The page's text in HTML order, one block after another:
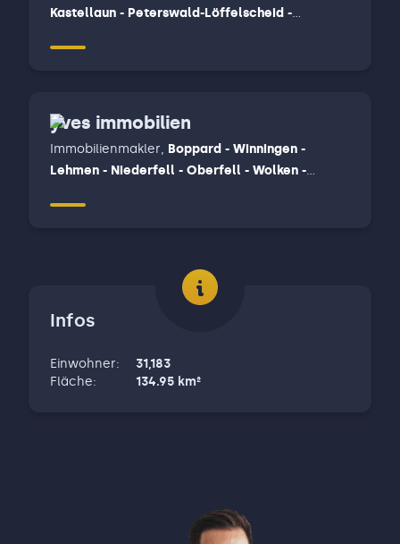
Kastellaun - Peterswald-Löffelscheid -
Enkirch u. a. - Briedel - Reil - Zell ( Mosel ) -
Bullay u.a.
yves immobilien
Immobilienmakler, Boppard - Winningen -
Lehmen - Niederfell - Oberfell - Wolken -
Infos
Einwohner:
31,183
Fläche: 134.95 km²